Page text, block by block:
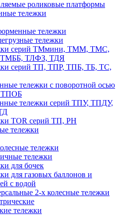
роликовые платформы
тележки
тележки
тележки
серий ТМмини, ТММ, ТМС,
ТЛФЗ, ТДЯ
серий ТП, ТПР, ТПБ, ТБ, ТС,
тележки с поворотной осью
тележки серий ТПУ, ТПДУ,
TOR серий ТП, PH
тележки
тележки
тележки
для бочек
для газовых баллонов и
с водой
2-х колесные тележки
тележки